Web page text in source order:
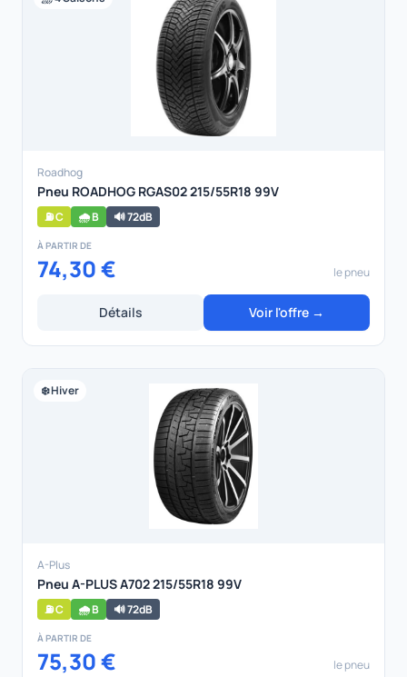
Roadhog
Pneu ROADHOG RGAS02 215/55R18 99V
⛽ C 🌧️ B 🔊 72dB
À PARTIR DE
74,30 € le pneu
Détails Voir l'offre →
❄️ Hiver
A-Plus
Pneu A-PLUS A702 215/55R18 99V
⛽ C 🌧️ B 🔊 72dB
À PARTIR DE
75,30 € le pneu